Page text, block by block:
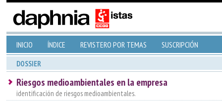
INICIO ÍNDICE REVISTERO POR TEMAS SUSCRIPCIÓN
DOSSIER
Riesgos medioambientales en la empresa
identificación de riesgos medioambientales.